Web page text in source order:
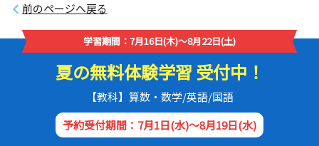
前のページへ戻る
学習期間：7月16日(木)～8月22日(土)
夏の無料体験学習 受付中！
【教科】算数・数学/英語/国語
予約受付期間：7月1日(水)～8月19日(水)